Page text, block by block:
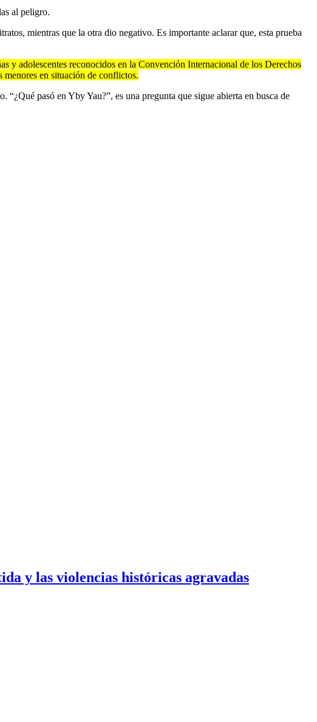
al peligro.
mientras que la otra dio negativo. Es importante aclarar que, esta prueba
y adolescentes reconocidos en la Convención Internacional de los Derechos
menores en situación de conflictos.
pasó en Yby Yau?”, es una pregunta que sigue abierta en busca de
y las violencias históricas agravadas